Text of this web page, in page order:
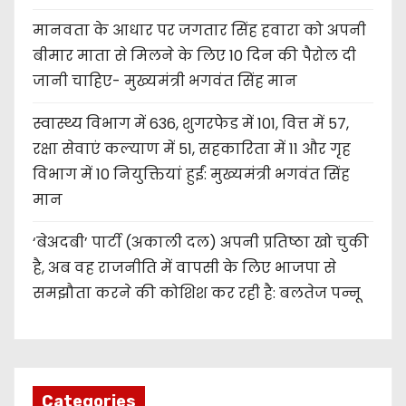
मानवता के आधार पर जगतार सिंह हवारा को अपनी
बीमार माता से मिलने के लिए 10 दिन की पैरोल दी
जानी चाहिए- मुख्यमंत्री भगवंत सिंह मान
स्वास्थ्य विभाग में 636, शुगरफेड में 101, वित्त में 57,
रक्षा सेवाएं कल्याण में 51, सहकारिता में 11 और गृह
विभाग में 10 नियुक्तियां हुईं: मुख्यमंत्री भगवंत सिंह
मान
‘बेअदबी’ पार्टी (अकाली दल) अपनी प्रतिष्ठा खो चुकी
है, अब वह राजनीति में वापसी के लिए भाजपा से
समझौता करने की कोशिश कर रही है: बलतेज पन्नू
Categories